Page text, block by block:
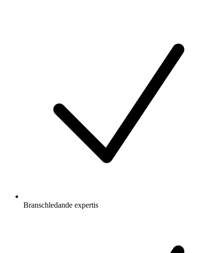
Branschledande expertis